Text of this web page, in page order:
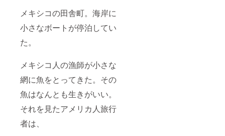
メキシコの田舎町。海岸に
小さなボートが停泊してい
た。
メキシコ人の漁師が小さな
網に魚をとってきた。その
魚はなんとも生きがいい。
それを見たアメリカ人旅行
者は、